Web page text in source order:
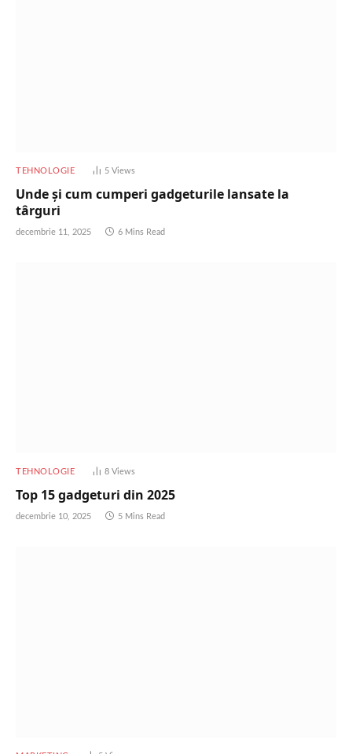
TEHNOLOGIE 5 Views
Unde și cum cumperi gadgeturile lansate la
târguri
decembrie 11, 2025 6 Mins Read
TEHNOLOGIE 8 Views
Top 15 gadgeturi din 2025
decembrie 10, 2025 5 Mins Read